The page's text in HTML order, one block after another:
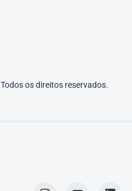
Todos os direitos reservados.